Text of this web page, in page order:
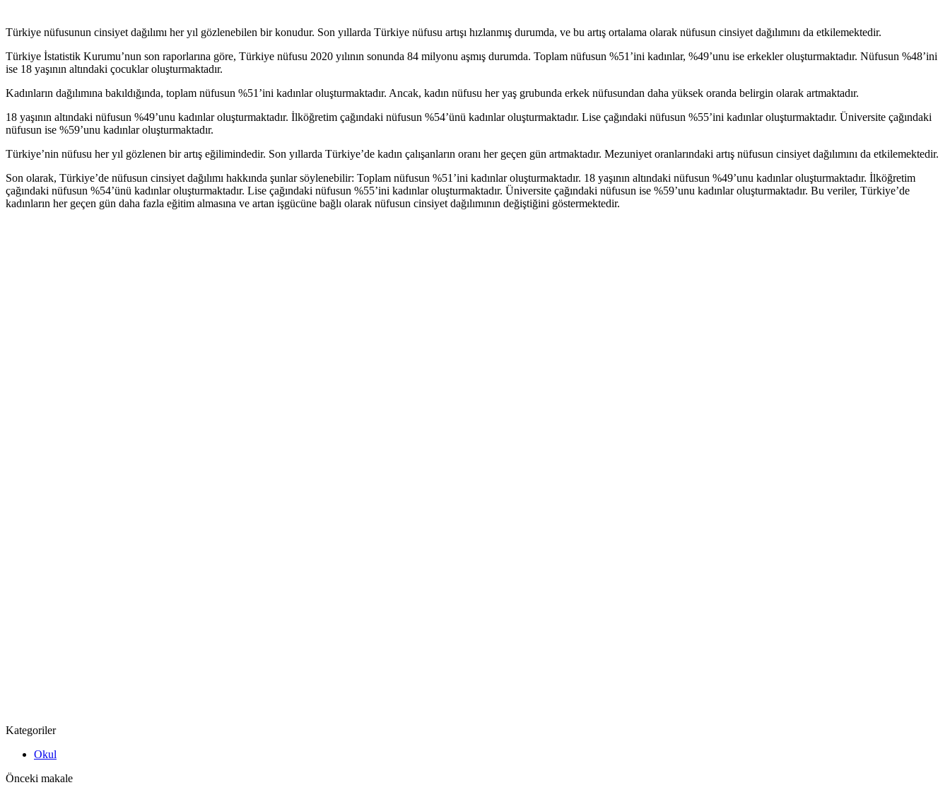
Türkiye nüfusunun cinsiyet dağılımı her yıl gözlenebilen bir konudur. Son yıllarda Türkiye nüfusu artışı hızlanmış durumda, ve bu artış ortalama olarak nüfusun cinsiyet dağılımını da etkilemektedir.
Türkiye İstatistik Kurumu’nun son raporlarına göre, Türkiye nüfusu 2020 yılının sonunda 84 milyonu aşmış durumda. Toplam nüfusun %51’ini kadınlar, %49’unu ise erkekler oluşturmaktadır. Nüfusun %48’ini
ise 18 yaşının altındaki çocuklar oluşturmaktadır.
Kadınların dağılımına bakıldığında, toplam nüfusun %51’ini kadınlar oluşturmaktadır. Ancak, kadın nüfusu her yaş grubunda erkek nüfusundan daha yüksek oranda belirgin olarak artmaktadır.
18 yaşının altındaki nüfusun %49’unu kadınlar oluşturmaktadır. İlköğretim çağındaki nüfusun %54’ünü kadınlar oluşturmaktadır. Lise çağındaki nüfusun %55’ini kadınlar oluşturmaktadır. Üniversite çağındaki
nüfusun ise %59’unu kadınlar oluşturmaktadır.
Türkiye’nin nüfusu her yıl gözlenen bir artış eğilimindedir. Son yıllarda Türkiye’de kadın çalışanların oranı her geçen gün artmaktadır. Mezuniyet oranlarındaki artış nüfusun cinsiyet dağılımını da etkilemektedir.
Son olarak, Türkiye’de nüfusun cinsiyet dağılımı hakkında şunlar söylenebilir: Toplam nüfusun %51’ini kadınlar oluşturmaktadır. 18 yaşının altındaki nüfusun %49’unu kadınlar oluşturmaktadır. İlköğretim
çağındaki nüfusun %54’ünü kadınlar oluşturmaktadır. Lise çağındaki nüfusun %55’ini kadınlar oluşturmaktadır. Üniversite çağındaki nüfusun ise %59’unu kadınlar oluşturmaktadır. Bu veriler, Türkiye’de
kadınların her geçen gün daha fazla eğitim almasına ve artan işgücüne bağlı olarak nüfusun cinsiyet dağılımının değiştiğini göstermektedir.
Kategoriler
Okul
Önceki makale